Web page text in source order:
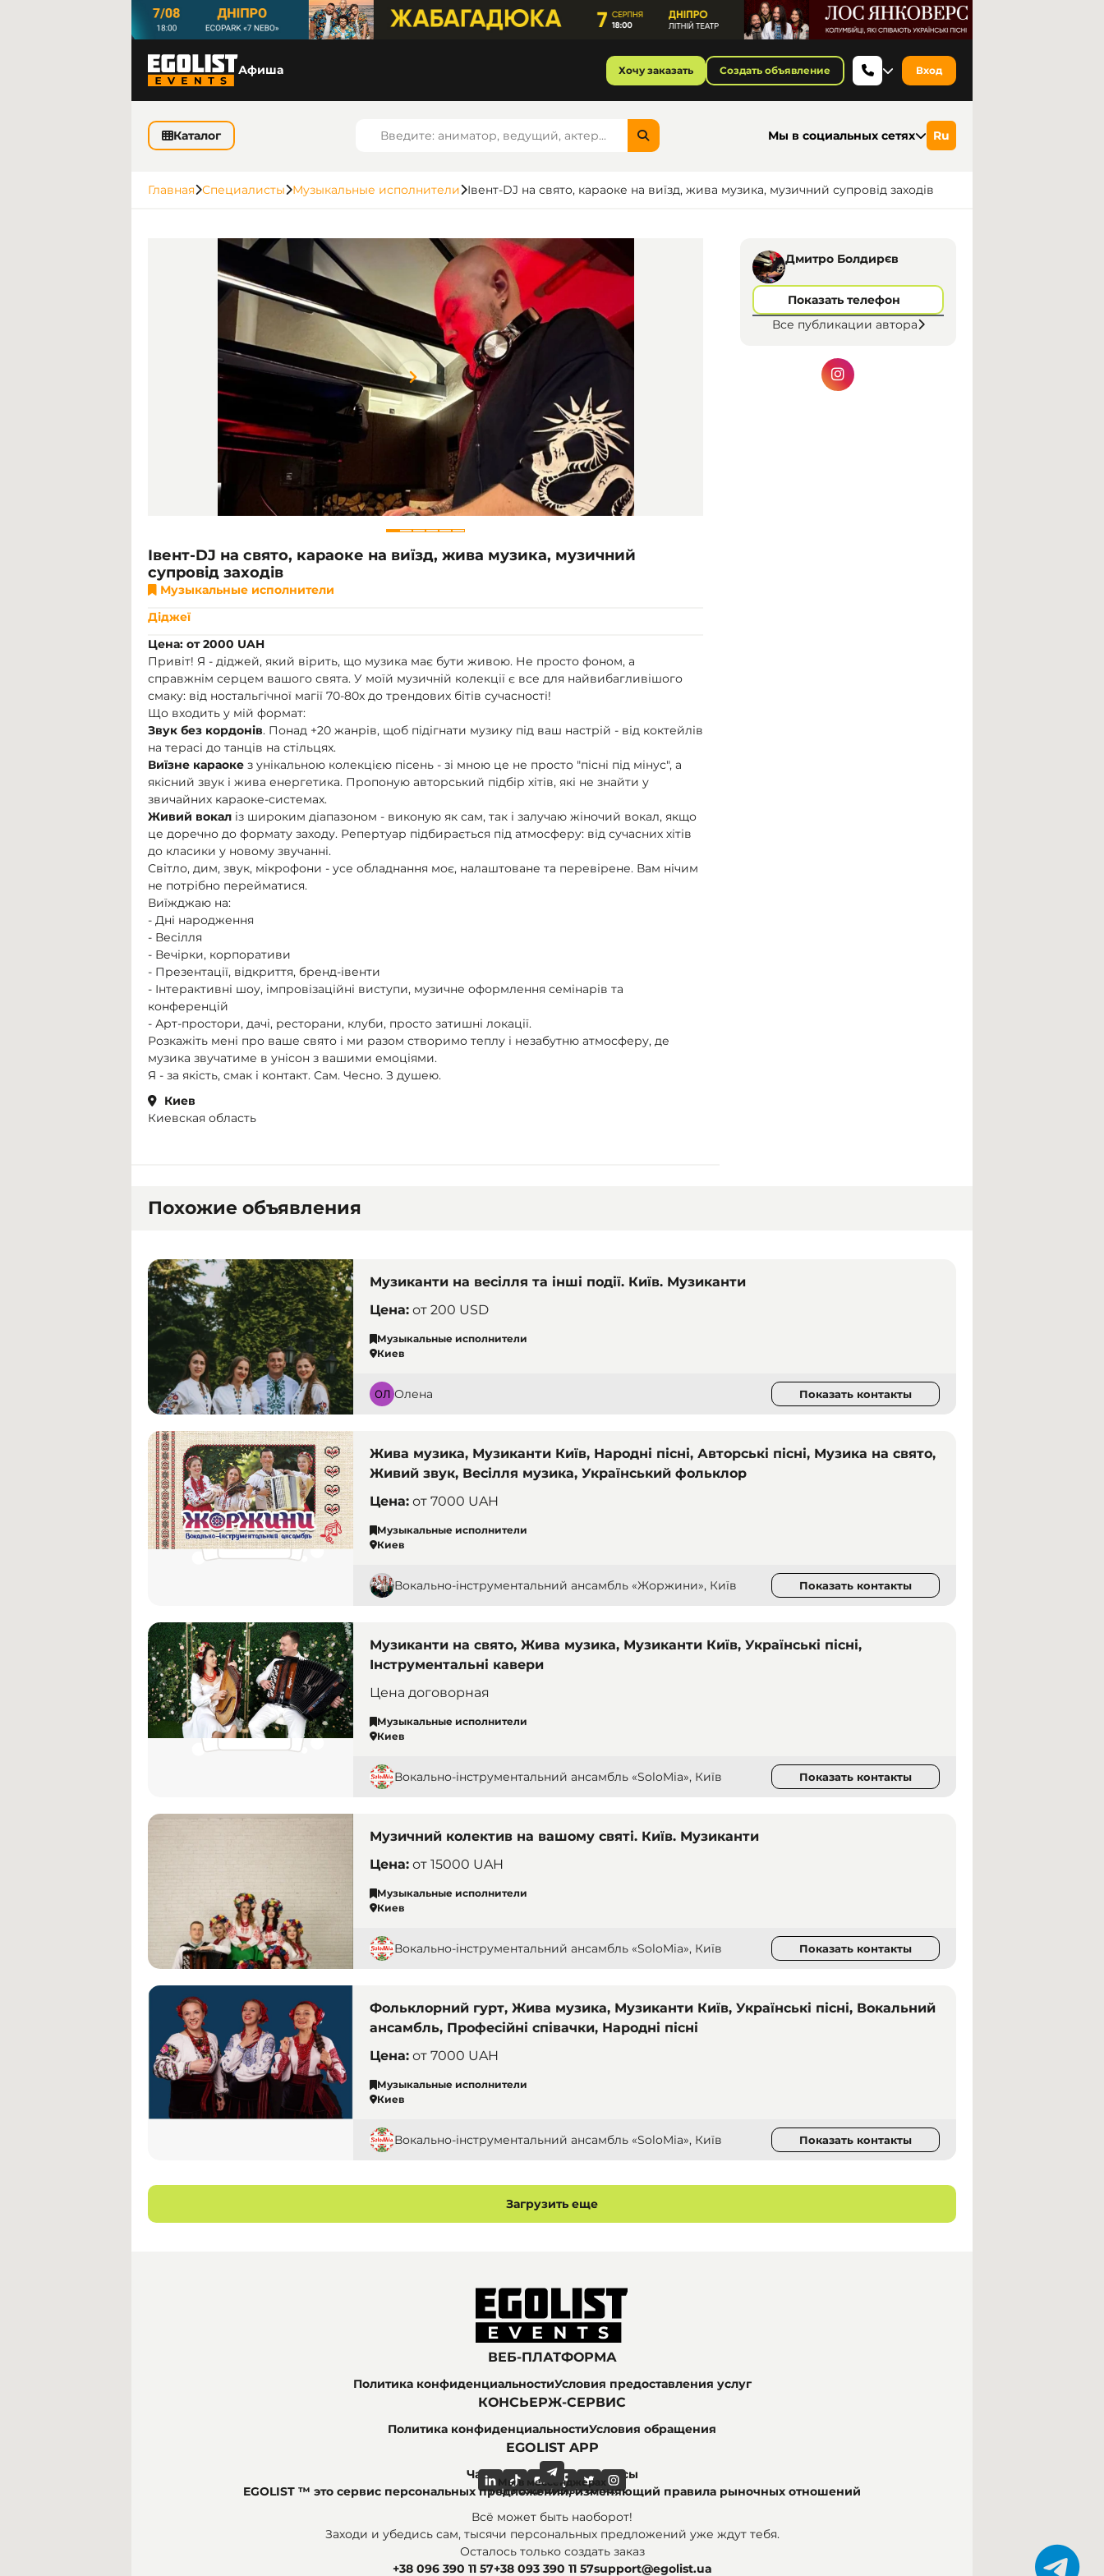
Афиша Хочу заказать Создать объявление Вход
Каталог Мы в социальных сетях Ru
Главная Специалисты Музыкальные исполнители Івент-DJ на свято, караоке на виїзд, жива музика, музичний супровід заходів
Item
1
of
Івент-DJ на свято, караоке на виїзд, жива музика, музичний
супровід заходів
Музыкальные исполнители
Діджеї
Цена: от 2000 UAH
Привіт! Я - діджей, який вірить, що музика має бути живою. Не просто фоном, а
справжнім серцем вашого свята. У моїй музичній колекції є все для найвибагливішого
смаку: від ностальгічної магії 70-80х до трендових бітів сучасності!
Що входить у мій формат:
Звук без кордонів. Понад +20 жанрів, щоб підігнати музику під ваш настрій - від коктейлів
на терасі до танців на стільцях.
Виїзне караоке з унікальною колекцією пісень - зі мною це не просто "пісні під мінус", а
якісний звук і жива енергетика. Пропоную авторський підбір хітів, які не знайти у
звичайних караоке-системах.
Живий вокал із широким діапазоном - виконую як сам, так і залучаю жіночий вокал, якщо
це доречно до формату заходу. Репертуар підбирається під атмосферу: від сучасних хітів
до класики у новому звучанні.
Світло, дим, звук, мікрофони - усе обладнання моє, налаштоване та перевірене. Вам нічим
не потрібно перейматися.
Виїжджаю на:
- Дні народження
- Весілля
- Вечірки, корпоративи
- Презентації, відкриття, бренд-івенти
- Інтерактивні шоу, імпровізаційні виступи, музичне оформлення семінарів та
конференцій
- Арт-простори, дачі, ресторани, клуби, просто затишні локації.
Розкажіть мені про ваше свято і ми разом створимо теплу і незабутню атмосферу, де
музика звучатиме в унісон з вашими емоціями.
Я - за якість, смак і контакт. Сам. Чесно. З душею.
Киев
Киевская область
Дмитро Болдирєв
Показать телефон
Все публикации автора
Похожие объявления
Музиканти на весілля та інші події. Київ. Музиканти
Цена: от 200 USD
Музыкальные исполнители
Киев
Олена Показать контакты
Жива музика, Музиканти Київ, Народні пісні, Авторські пісні, Музика на свято,
Живий звук, Весілля музика, Український фольклор
Цена: от 7000 UAH
Музыкальные исполнители
Киев
Вокально-інструментальний ансамбль «Жоржини», Київ Показать контакты
Музиканти на свято, Жива музика, Музиканти Київ, Українські пісні,
Інструментальні кавери
Цена договорная
Музыкальные исполнители
Киев
Вокально-інструментальний ансамбль «SoloMia», Київ Показать контакты
Музичний колектив на вашому святі. Київ. Музиканти
Цена: от 15000 UAH
Музыкальные исполнители
Киев
Вокально-інструментальний ансамбль «SoloMia», Київ Показать контакты
Фольклорний гурт, Жива музика, Музиканти Київ, Українські пісні, Вокальний
ансамбль, Професійні співачки, Народні пісні
Цена: от 7000 UAH
Музыкальные исполнители
Киев
Вокально-інструментальний ансамбль «SoloMia», Київ Показать контакты
Загрузить еще
ВЕБ-ПЛАТФОРМА
Политика конфиденциальностиУсловия предоставления услуг
КОНСЬЕРЖ-СЕРВИС
Политика конфиденциальностиУсловия обращения
EGOLIST APP
Часто задаваемые вопросы
Мы в социальных сетях
Мы в мессенджерах
EGOLIST ™ это сервис персональных предложений, изменяющий правила рыночных отношений
Всё может быть наоборот!
Заходи и убедись сам, тысячи персональных предложений уже ждут тебя.
Осталось только создать заказ
+38 096 390 11 57+38 093 390 11 57support@egolist.ua